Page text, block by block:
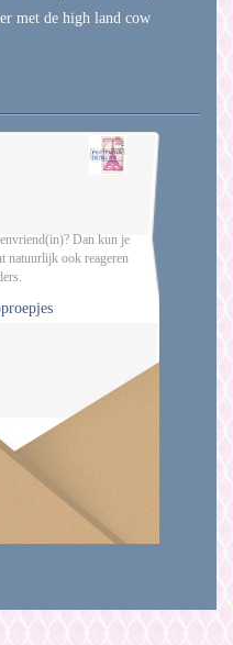
met de high land cow
Dan kun je
natuurlijk ook reageren